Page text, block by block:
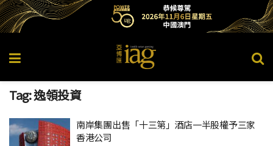
Tag:逸領投資
南岸集團出售「十三第」酒店一半股權予三家
香港公司